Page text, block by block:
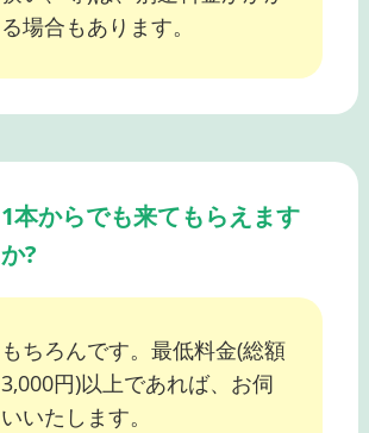
る場合もあります。
1本からでも来てもらえます
か?
もちろんです。最低料金(総額
3,000円)以上であれば、お伺
いいたします。